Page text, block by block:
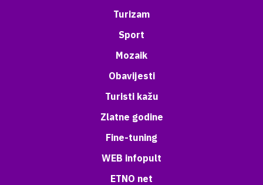
Turizam
Sport
Mozaik
Obavijesti
Turisti kažu
Zlatne godine
Fine-tuning
WEB infopult
ETNO net